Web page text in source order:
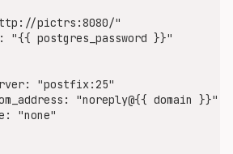
pictrs:/mnt:Z
always
*default-logging
pgautoupgrade:18-
postgres
pictrs:8080/"
"{{ postgres_password }}"
"postfix:25"
"noreply@{{ domain }}"
"none"